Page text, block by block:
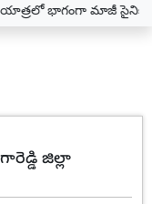
భాగంగా మాజీ సైనికుడు
జిల్లా